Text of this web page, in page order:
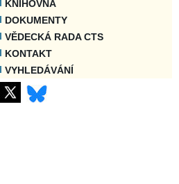
KNIHOVNA
DOKUMENTY
VĚDECKÁ RADA CTS
KONTAKT
VYHLEDÁVÁNÍ